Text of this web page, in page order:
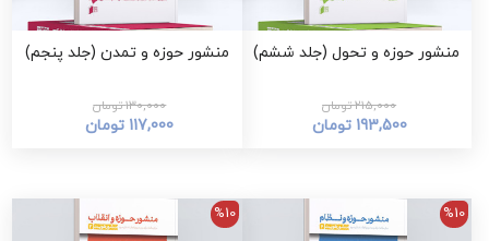
منشور حوزه و تحول (جلد ششم)
215,000 تومان
193,500 تومان
منشور حوزه و تمدن (جلد پنجم)
130,000 تومان
117,000 تومان
%10
%10